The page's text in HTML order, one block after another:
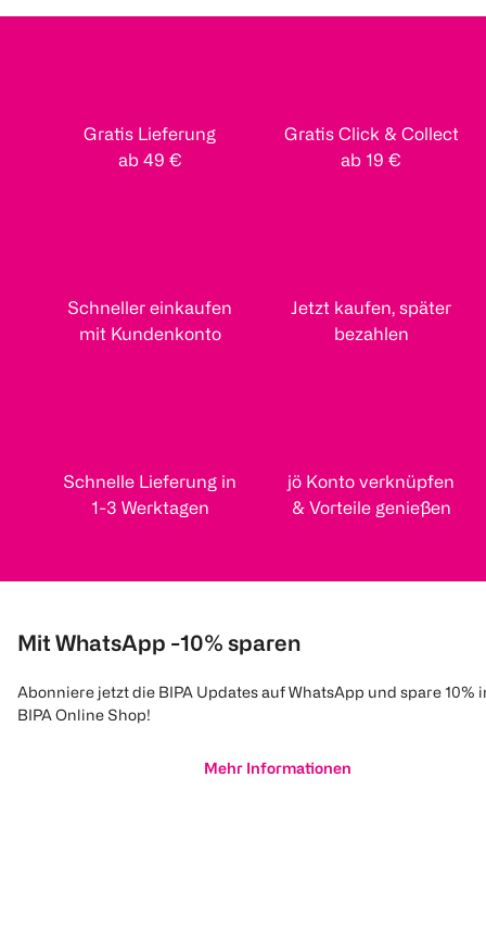
Gratis Lieferung
ab 49 €
Gratis Click & Collect
ab 19 €
Schneller einkaufen
mit Kundenkonto
Jetzt kaufen, später
bezahlen
Schnelle Lieferung in
1-3 Werktagen
jö Konto verknüpfen
& Vorteile genießen
Mit WhatsApp -10% sparen
Abonniere jetzt die BIPA Updates auf WhatsApp und spare 10%
BIPA Online Shop!
Mehr Informationen